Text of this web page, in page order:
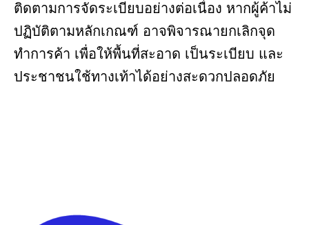
ติดตามการจัดระเบียบอย่างต่อเนื่อง หากผู้ค้าไม่
ปฏิบัติตามหลักเกณฑ์ อาจพิจารณายกเลิกจุด
ทำการค้า เพื่อให้พื้นที่สะอาด เป็นระเบียบ และ
ประชาชนใช้ทางเท้าได้อย่างสะดวกปลอดภัย